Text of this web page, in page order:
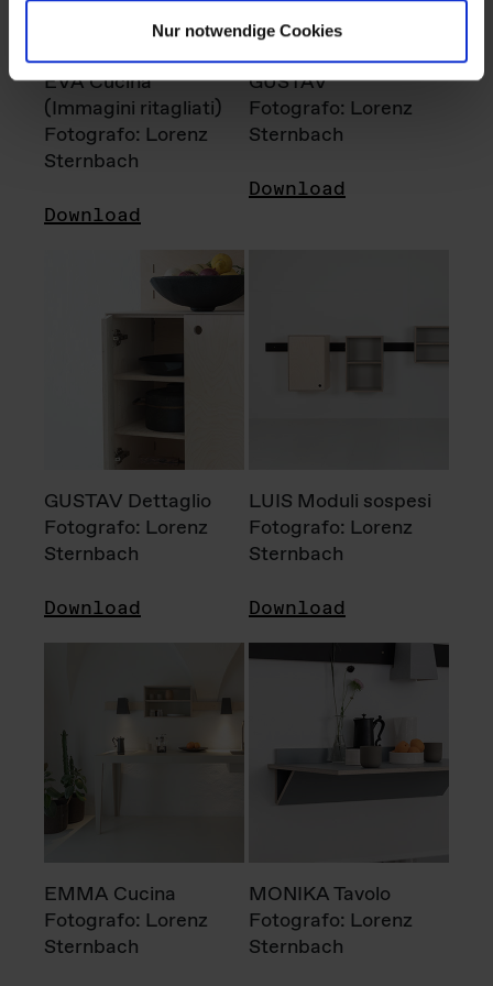
Nur notwendige Cookies
EVA Cucina
(Immagini ritagliati)
Fotografo: Lorenz
Sternbach
Download
GUSTAV
Fotografo: Lorenz
Sternbach
Download
GUSTAV Dettaglio
Fotografo: Lorenz
Sternbach
Download
LUIS Moduli sospesi
Fotografo: Lorenz
Sternbach
Download
EMMA Cucina
Fotografo: Lorenz
Sternbach
MONIKA Tavolo
Fotografo: Lorenz
Sternbach